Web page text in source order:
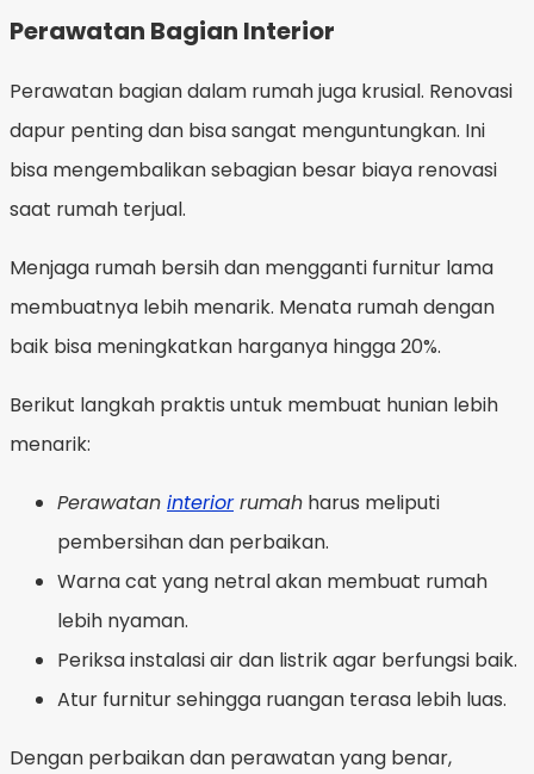
Perawatan Bagian Interior
Perawatan bagian dalam rumah juga krusial. Renovasi
dapur penting dan bisa sangat menguntungkan. Ini
bisa mengembalikan sebagian besar biaya renovasi
saat rumah terjual.
Menjaga rumah bersih dan mengganti furnitur lama
membuatnya lebih menarik. Menata rumah dengan
baik bisa meningkatkan harganya hingga 20%.
Berikut langkah praktis untuk membuat hunian lebih
menarik:
Perawatan interiorrumah harus meliputi
pembersihan dan perbaikan.
Warna cat yang netral akan membuat rumah
lebih nyaman.
Periksa instalasi air dan listrik agar berfungsi baik.
Atur furnitur sehingga ruangan terasa lebih luas.
Dengan perbaikan dan perawatan yang benar,